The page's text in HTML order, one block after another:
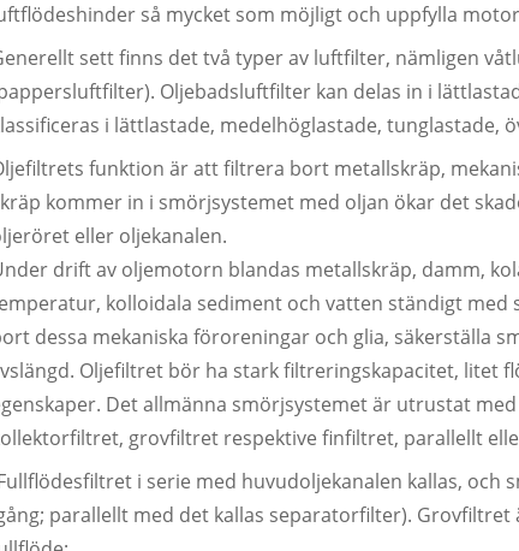
så mycket som möjligt och uppfylla
sett finns det två typer av luftfilter, nämligen
Oljebadsluftfilter kan delas in i
i lättlastade, medelhöglastade, tunglastade,
funktion är att filtrera bort metallskräp,
kommer in i smörjsystemet med oljan ökar det
eller oljekanalen.
drift av oljemotorn blandas metallskräp, damm,
kolloidala sediment och vatten ständigt
dessa mekaniska föroreningar och glia, säkerställa
Oljefiltret bör ha stark filtreringskapacitet, litet
Det allmänna smörjsystemet är utrustat
grovfiltret respektive finfiltret, parallellt
i serie med huvudoljekanalen kallas,
parallellt med det kallas separatorfilter).